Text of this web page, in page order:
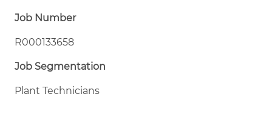
Job Number
R000133658
Job Segmentation
Plant Technicians